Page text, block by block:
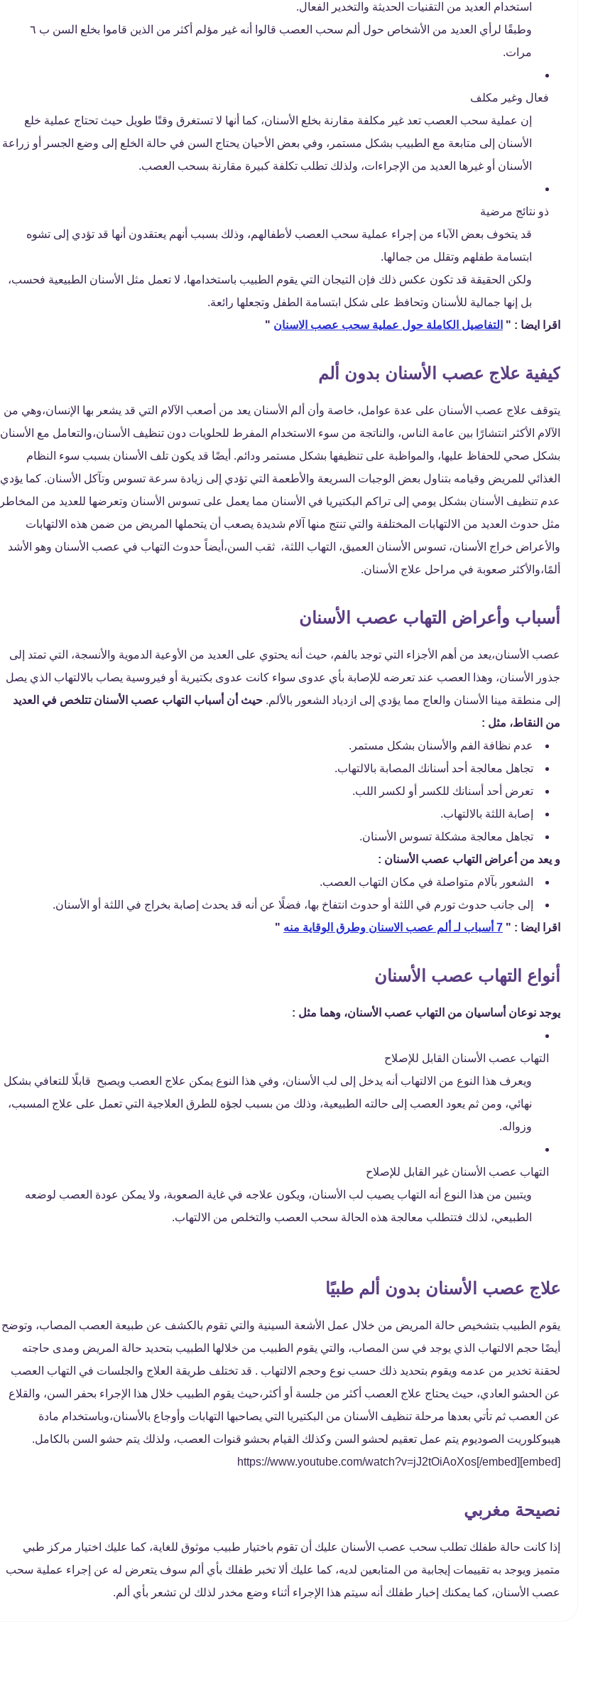
استخدام العديد من التقنيات الحديثة والتخدير الفعال.
وطبقًا لرأي العديد من الأشخاص حول ألم سحب العصب قالوا أنه غير مؤلم أكثر من الذين قاموا بخلع السن ب ٦
مرات.
فعال وغير مكلف
إن عملية سحب العصب تعد غير مكلفة مقارنة بخلع الأسنان، كما أنها لا تستغرق وقتًا طويل حيث تحتاج عملية خلع
الأسنان إلى متابعة مع الطبيب بشكل مستمر، وفي بعض الأحيان يحتاج السن في حالة الخلع إلى وضع الجسر أو زراعة
الأسنان أو غيرها العديد من الإجراءات، ولذلك تطلب تكلفة كبيرة مقارنة بسحب العصب.
ذو نتائج مرضية
قد يتخوف بعض الآباء من إجراء عملية سحب العصب لأطفالهم، وذلك بسبب أنهم يعتقدون أنها قد تؤدي إلى تشوه
ابتسامة طفلهم وتقلل من جمالها.
ولكن الحقيقة قد تكون عكس ذلك فإن التيجان التي يقوم الطبيب باستخدامها، لا تعمل مثل الأسنان الطبيعية فحسب،
بل إنها جمالية للأسنان وتحافظ على شكل ابتسامة الطفل وتجعلها رائعة.
اقرا ايضا : " التفاصيل الكاملة حول عملية سحب عصب الاسنان "
كيفية علاج عصب الأسنان بدون ألم
يتوقف علاج عصب الأسنان على عدة عوامل، خاصة وأن ألم الأسنان يعد من أصعب الآلام التي قد يشعر بها الإنسان،وهي من
الآلام الأكثر انتشارًا بين عامة الناس، والناتجة من سوء الاستخدام المفرط للحلويات دون تنظيف الأسنان،والتعامل مع الأسنان
بشكل صحي للحفاظ عليها، والمواظبة على تنظيفها بشكل مستمر ودائم. أيضًا قد يكون تلف الأسنان بسبب سوء النظام
الغذائي للمريض وقيامه بتناول بعض الوجبات السريعة والأطعمة التي تؤدي إلى زيادة سرعة تسوس وتآكل الأسنان. كما يؤدي
عدم تنظيف الأسنان بشكل يومي إلى تراكم البكتيريا في الأسنان مما يعمل على تسوس الأسنان وتعرضها للعديد من المخاطر
مثل حدوث العديد من الالتهابات المختلفة والتي تنتج منها آلام شديدة يصعب أن يتحملها المريض من ضمن هذه الالتهابات
والأعراض خراج الأسنان، تسوس الأسنان العميق، التهاب اللثة، ثقب السن،أيضاً حدوث التهاب في عصب الأسنان وهو الأشد
ألمًا،والأكثر صعوبة في مراحل علاج الأسنان.
أسباب وأعراض التهاب عصب الأسنان
عصب الأسنان،يعد من أهم الأجزاء التي توجد بالفم، حيث أنه يحتوي على العديد من الأوعية الدموية والأنسجة، التي تمتد إلى
جذور الأسنان، وهذا العصب عند تعرضه للإصابة بأي عدوى سواء كانت عدوى بكتيرية أو فيروسية يصاب بالالتهاب الذي يصل
إلى منطقة مينا الأسنان والعاج مما يؤدي إلى ازدياد الشعور بالألم. حيث أن أسباب التهاب عصب الأسنان تتلخص في العديد
من النقاط، مثل :
عدم نظافة الفم والأسنان بشكل مستمر.
تجاهل معالجة أحد أسنانك المصابة بالالتهاب.
تعرض أحد أسنانك للكسر أو لكسر اللب.
إصابة اللثة بالالتهاب.
تجاهل معالجة مشكلة تسوس الأسنان.
و يعد من أعراض التهاب عصب الأسنان :
الشعور بآلام متواصلة في مكان التهاب العصب.
إلى جانب حدوث تورم في اللثة أو حدوث انتفاخ بها، فضلًا عن أنه قد يحدث إصابة بخراج في اللثة أو الأسنان.
اقرا ايضا : " 7 أسباب لـ ألم عصب الاسنان وطرق الوقاية منه "
أنواع التهاب عصب الأسنان
يوجد نوعان أساسيان من التهاب عصب الأسنان، وهما مثل :
التهاب عصب الأسنان القابل للإصلاح
ويعرف هذا النوع من الالتهاب أنه يدخل إلى لب الأسنان، وفي هذا النوع يمكن علاج العصب ويصبح قابلًا للتعافي بشكل
نهائي، ومن ثم يعود العصب إلى حالته الطبيعية، وذلك من بسبب لجؤه للطرق العلاجية التي تعمل على علاج المسبب،
وزواله.
التهاب عصب الأسنان غير القابل للإصلاح
ويتبين من هذا النوع أنه التهاب يصيب لب الأسنان، ويكون علاجه في غاية الصعوبة، ولا يمكن عودة العصب لوضعه
الطبيعي، لذلك فتتطلب معالجة هذه الحالة سحب العصب والتخلص من الالتهاب.
علاج عصب الأسنان بدون ألم طبيًا
يقوم الطبيب بتشخيص حالة المريض من خلال عمل الأشعة السينية والتي تقوم بالكشف عن طبيعة العصب المصاب، وتوضح
أيضًا حجم الالتهاب الذي يوجد في سن المصاب، والتي يقوم الطبيب من خلالها الطبيب بتحديد حالة المريض ومدى حاجته
لحقنة تخدير من عدمه ويقوم بتحديد ذلك حسب نوع وحجم الالتهاب . قد تختلف طريقة العلاج والجلسات في التهاب العصب
عن الحشو العادي، حيث يحتاج علاج العصب أكثر من جلسة أو أكثر،حيث يقوم الطبيب خلال هذا الإجراء بحفر السن، والقلاع
عن العصب ثم تأتي بعدها مرحلة تنظيف الأسنان من البكتيريا التي يصاحبها التهابات وأوجاع بالأسنان،وباستخدام مادة
هيبوكلوريت الصوديوم يتم عمل تعقيم لحشو السن وكذلك القيام بحشو قنوات العصب، ولذلك يتم حشو السن بالكامل.
[embed]https://www.youtube.com/watch?v=jJ2tOiAoXos[/embed]
نصيحة مغربي
إذا كانت حالة طفلك تطلب سحب عصب الأسنان عليك أن تقوم باختيار طبيب موثوق للغاية، كما عليك اختيار مركز طبي
متميز ويوجد به تقييمات إيجابية من المتابعين لديه، كما عليك ألا تخبر طفلك بأي ألم سوف يتعرض له عن إجراء عملية سحب
عصب الأسنان، كما يمكنك إخبار طفلك أنه سيتم هذا الإجراء أثناء وضع مخدر لذلك لن تشعر بأي ألم.